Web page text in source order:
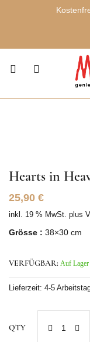
Hearts in
25,90 €
inkl. 19 % MwSt. plus
Grösse : 38×30 cm
VERFÜGBAR: Auf Lager
Lieferzeit: 4-5
QTY